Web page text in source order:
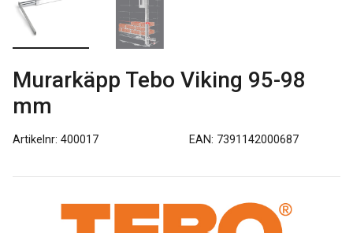
Murarkäpp Tebo Viking 95-98
mm
Artikelnr: 400017 EAN: 7391142000687